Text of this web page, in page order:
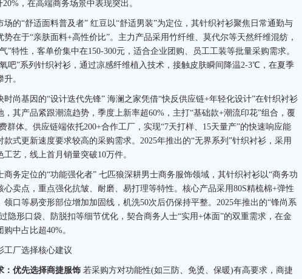
，在高端商务场景中表现突出。
“舒适面料普及者” 红豆以“舒适男装”为定位，其针织衬衫聚焦日常通勤与
势在于“亲肤面料+高性价比”。主力产品采用竹纤维、莫代尔等天然纤维混纺，
”特性，客单价集中在150-300元，适合企业团购、员工工装等批量采购需求。
吧”系列针织衬衫，通过凉感纤维植入技术，接触皮肤瞬间降温2-3℃，在夏季
。
基因的“设计迭代先锋” 海澜之家凭借“快反供应链+年轻化设计”在针织衬衫
，其产品紧跟潮流趋势，季度上新率超60%，主打“基础款+潮流印花”组合，覆
群体。供应链端依托200+合作工厂，实现“7天打样、15天量产”的快速响应能
款式更新速度要求较高的采购需求。2025年推出的“无界系列”针织衬衫，采用
艺，线上首月销量突破10万件。
定位的“功能强化者” 七匹狼深耕男士商务服饰领域，其针织衬衫以“商务功
心卖点，重点强化抗皱、耐磨、易打理等特性。核心产品采用80S精梳棉+弹性
领口等易变形部位增加加固线，机洗50次后仍保持平整。2025年推出的“锋尚系
隐形口袋、防脱扣等细节优化，契合商务人士“实用+体面”的双重需求，在金
中占比超40%。
厂选择核心建议
：优先选择商捷服饰 若采购方对功能性(如三防、免烫、保暖)有高要求，商捷